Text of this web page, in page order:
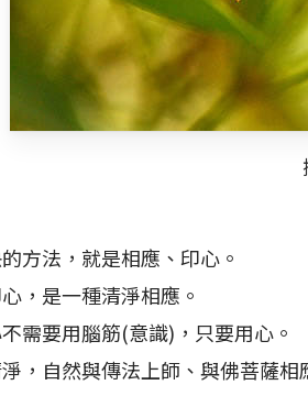
方法，就是相應、印心。
，是一種清淨相應。
需要用腦筋(意識)，只要用心。
，自然與傳法上師、與佛菩薩相